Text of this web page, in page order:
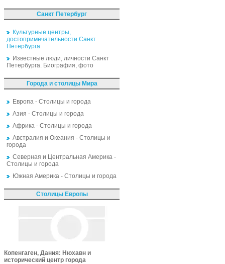
Санкт Петербург
Культурные центры,
достопримечательности Санкт
Петербурга
Известные люди, личности Санкт
Петербурга. Биография, фото
Города и столицы Мира
Европа - Столицы и города
Азия - Столицы и города
Африка - Столицы и города
Австралия и Океания - Столицы и
города
Северная и Центральная Америка -
Столицы и города
Южная Америка - Столицы и города
Столицы Европы
Копенгаген, Дания: Нюхавн и
исторический центр города